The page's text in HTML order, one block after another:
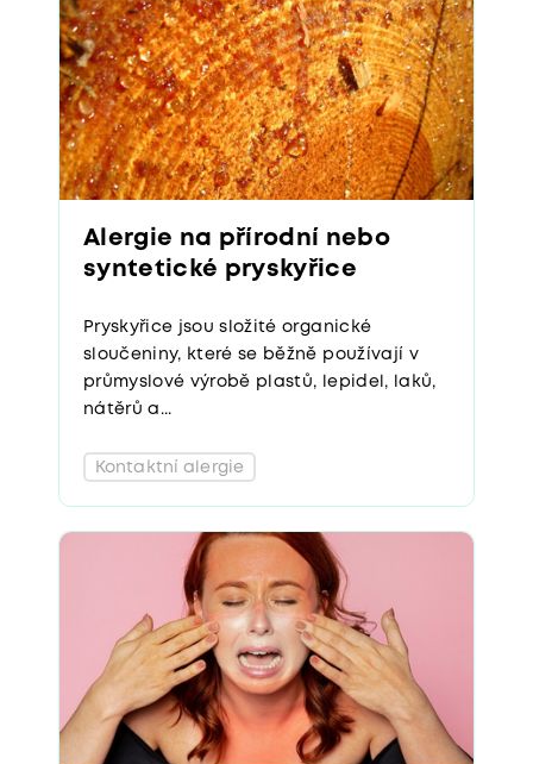
Alergie na přírodní nebo
syntetické pryskyřice
Pryskyřice jsou složité organické
sloučeniny, které se běžně používají v
průmyslové výrobě plastů, lepidel, laků,
nátěrů a...
Kontaktní alergie